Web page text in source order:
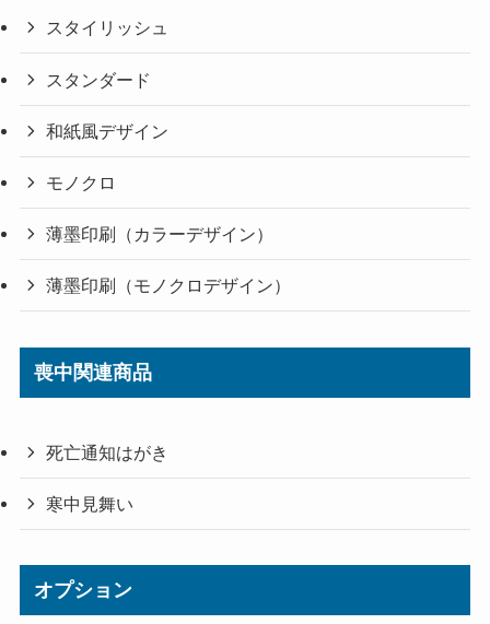
スタイリッシュ
スタンダード
和紙風デザイン
モノクロ
薄墨印刷（カラーデザイン）
薄墨印刷（モノクロデザイン）
喪中関連商品
死亡通知はがき
寒中見舞い
オプション